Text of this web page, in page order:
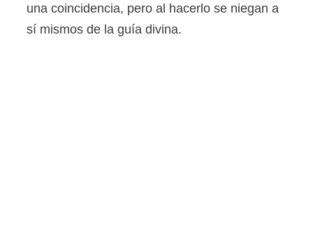
una coincidencia, pero al hacerlo se niegan a
sí mismos de la guía divina.